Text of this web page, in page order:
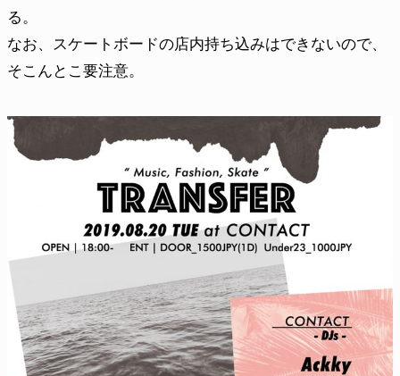
る。
なお、スケートボードの店内持ち込みはできないので、
そこんとこ要注意。